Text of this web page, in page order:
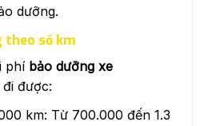
dưỡng.
theo số km
phí bảo dưỡng xe
được:
km: Từ 700.000 đến 1.3